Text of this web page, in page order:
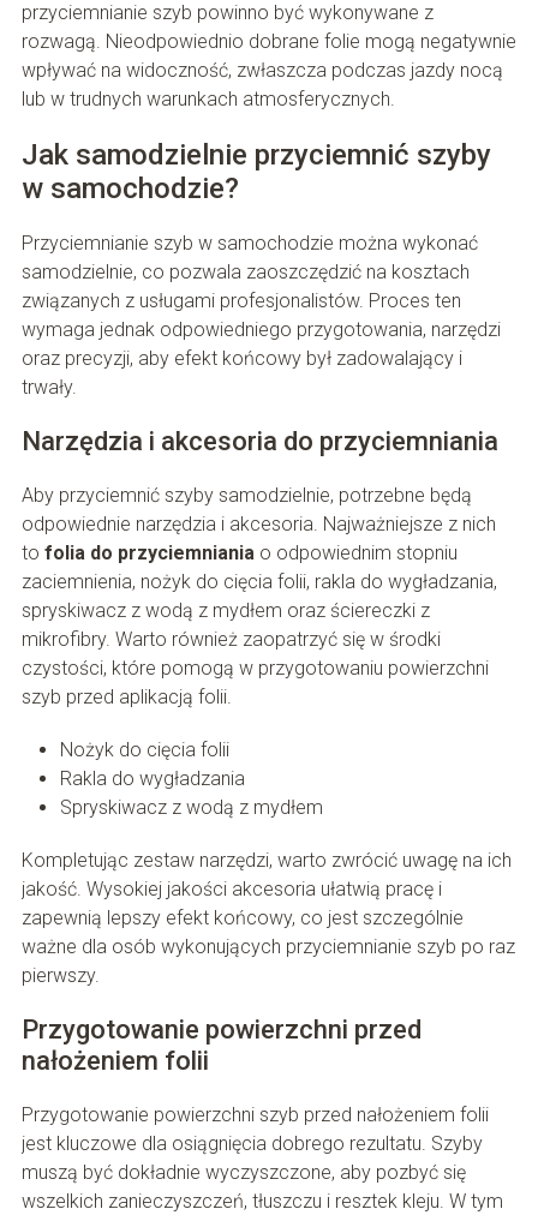
przyciemnianie szyb powinno być wykonywane z
rozwagą. Nieodpowiednio dobrane folie mogą negatywnie
wpływać na widoczność, zwłaszcza podczas jazdy nocą
lub w trudnych warunkach atmosferycznych.
Jak samodzielnie przyciemnić szyby
w samochodzie?
Przyciemnianie szyb w samochodzie można wykonać
samodzielnie, co pozwala zaoszczędzić na kosztach
związanych z usługami profesjonalistów. Proces ten
wymaga jednak odpowiedniego przygotowania, narzędzi
oraz precyzji, aby efekt końcowy był zadowalający i
trwały.
Narzędzia i akcesoria do przyciemniania
Aby przyciemnić szyby samodzielnie, potrzebne będą
odpowiednie narzędzia i akcesoria. Najważniejsze z nich
to folia do przyciemnianiao odpowiednim stopniu
zaciemnienia, nożyk do cięcia folii, rakla do wygładzania,
spryskiwacz z wodą z mydłem oraz ściereczki z
mikrofibry. Warto również zaopatrzyć się w środki
czystości, które pomogą w przygotowaniu powierzchni
szyb przed aplikacją folii.
Nożyk do cięcia folii
Rakla do wygładzania
Spryskiwacz z wodą z mydłem
Kompletując zestaw narzędzi, warto zwrócić uwagę na ich
jakość. Wysokiej jakości akcesoria ułatwią pracę i
zapewnią lepszy efekt końcowy, co jest szczególnie
ważne dla osób wykonujących przyciemnianie szyb po raz
pierwszy.
Przygotowanie powierzchni przed
nałożeniem folii
Przygotowanie powierzchni szyb przed nałożeniem folii
jest kluczowe dla osiągnięcia dobrego rezultatu. Szyby
muszą być dokładnie wyczyszczone, aby pozbyć się
wszelkich zanieczyszczeń, tłuszczu i resztek kleju. W tym